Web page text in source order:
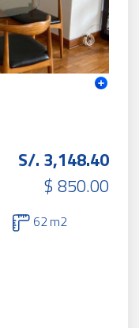
S/. 3,148.40
$ 850.00
62 m2